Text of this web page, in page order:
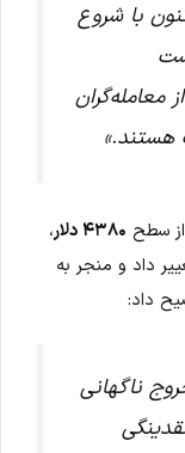
با شروع
معامله‌گران
سطح ۴۳۸۰ دلار
،
داد و منجر به
داد:
ناگهانی